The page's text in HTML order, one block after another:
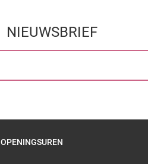
NIEUWSBRIEF
OPENINGSUREN